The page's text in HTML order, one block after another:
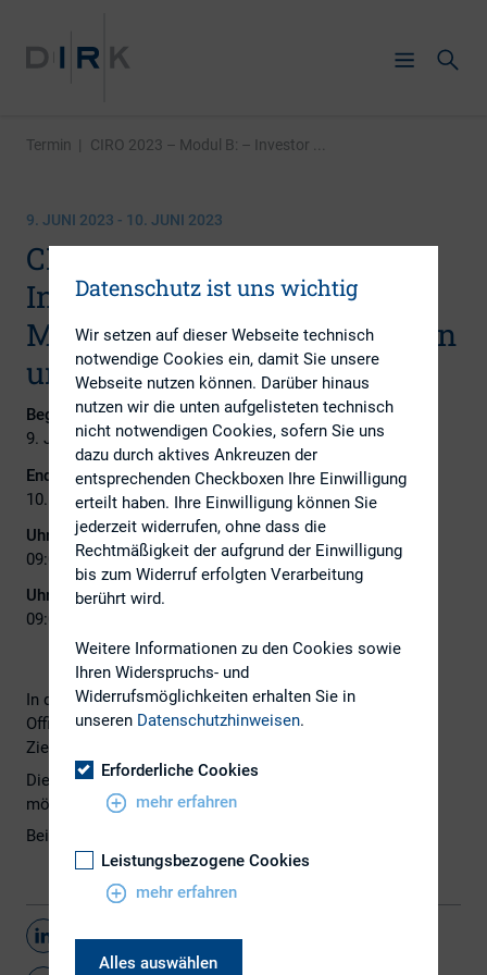
Termin | CIRO 2023 – Modul B: – Investor ...
9. JUNI 2023 - 10. JUNI 2023
CIRO 2023 – Modul B: -
Investor Relations-
Management: Ziele, Strategien
und Instrumente
Beginn:
9. Juni 2023
Ende:
10. Juni 2023
Uhrzeit 9. Juni 2023:
09:00 - 17:30
Uhrzeit 10. Juni 2023:
09:00 - 17:00
In diesem Modul des CIRO – Certified Investor Relations
Officer-Studiengangs wird das Thema „IR-Management:
Ziele, Strategien und Instrumente“ behandelt.
Die Buchung einzelner CIRO-Module ist grundsätzlich
möglich.
Bei Interesse wenden Sie sich bitte an nschulz@dirk.org.
Teilen
Datenschutz ist uns wichtig
Wir setzen auf dieser Webseite technisch
notwendige Cookies ein, damit Sie unsere
Webseite nutzen können. Darüber hinaus
nutzen wir die unten aufgelisteten technisch
nicht notwendigen Cookies, sofern Sie uns
dazu durch aktives Ankreuzen der
entsprechenden Checkboxen Ihre Einwilligung
erteilt haben. Ihre Einwilligung können Sie
jederzeit widerrufen, ohne dass die
Rechtmäßigkeit der aufgrund der Einwilligung
bis zum Widerruf erfolgten Verarbeitung
berührt wird.
Weitere Informationen zu den Cookies sowie
Ihren Widerspruchs- und
Widerrufsmöglichkeiten erhalten Sie in
unseren Datenschutzhinweisen.
Erforderliche Cookies
mehr erfahren
Leistungsbezogene Cookies
mehr erfahren
Alles auswählen